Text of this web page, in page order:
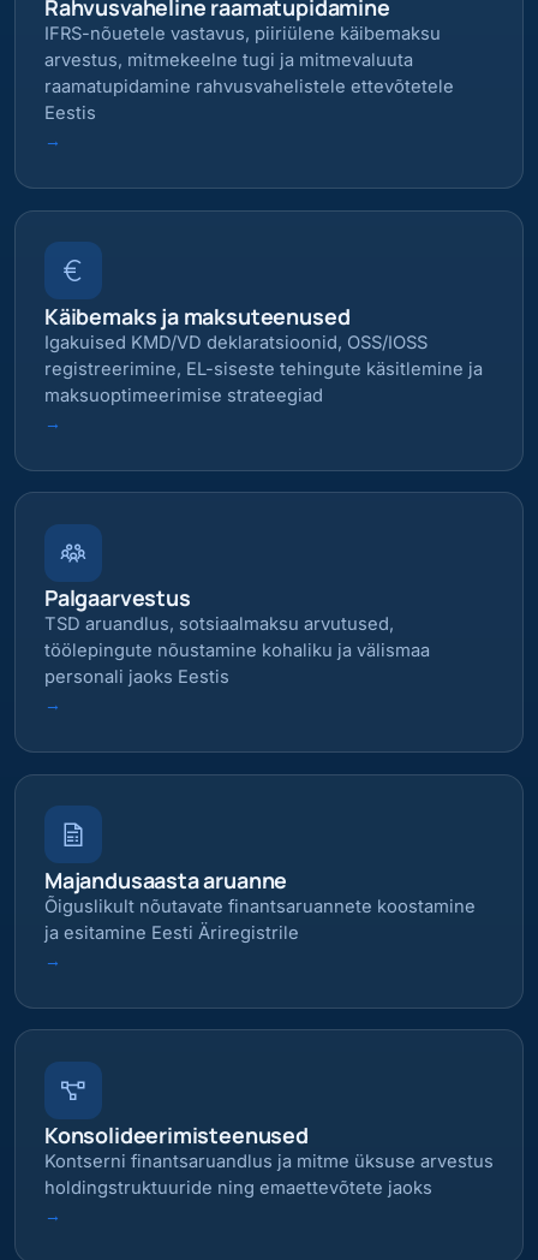
Rahvusvaheline raamatupidamine
IFRS-nõuetele vastavus, piiriülene käibemaksu
arvestus, mitmekeelne tugi ja mitmevaluuta
raamatupidamine rahvusvahelistele ettevõtetele
Eestis
→
Käibemaks ja maksuteenused
Igakuised KMD/VD deklaratsioonid, OSS/IOSS
registreerimine, EL-siseste tehingute käsitlemine ja
maksuoptimeerimise strateegiad
→
Palgaarvestus
TSD aruandlus, sotsiaalmaksu arvutused,
töölepingute nõustamine kohaliku ja välismaa
personali jaoks Eestis
→
Majandusaasta aruanne
Õiguslikult nõutavate finantsaruannete koostamine
ja esitamine Eesti Äriregistrile
→
Konsolideerimisteenused
Kontserni finantsaruandlus ja mitme üksuse arvestus
holdingstruktuuride ning emaettevõtete jaoks
→